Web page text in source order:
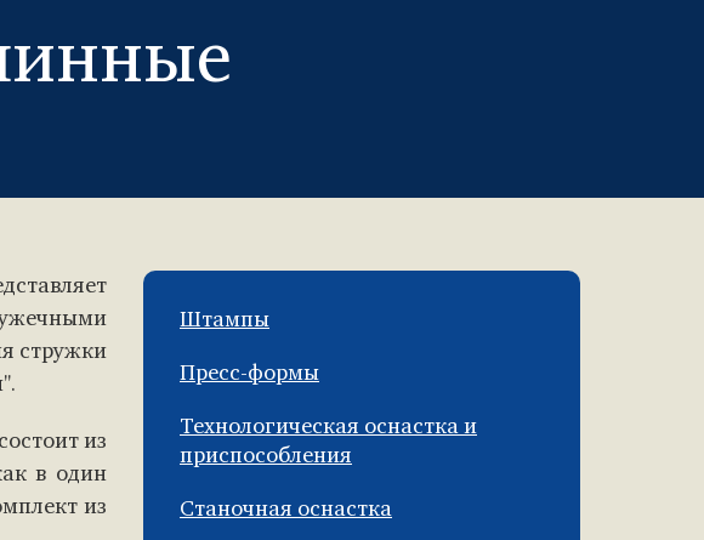
стружки
из
в один
из
Штампы
Пресс-формы
Технологическая оснастка и
приспособления
Станочная оснастка